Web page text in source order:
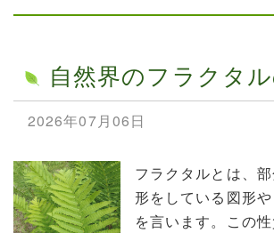
自然界のフラクタ
2026年07月06日
フラクタルとは、
形をしている図形
を言います。この